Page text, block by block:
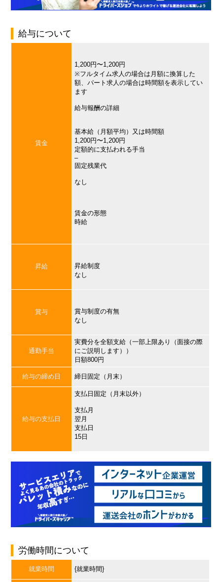
給与について
賃金
1,200円〜1,200円
※フルタイム求人の場合は月額に換算した
額、パート求人の場合は時間額を表示してい
ます
給与報酬の詳細
基本給（月額平均）又は時間額
1,200円〜1,200円
定額的に支払われる手当
–
固定残業代
なし
賃金の形態
時給
昇給
昇給制度
なし
賞与
賞与制度の有無
なし
通勤手当
実費分を全額支給（一部上限あり（面接の際
にご説明します））
日額800円
給与の締め日 締日固定（月末）
給与の支払日
支払日固定（月末以外）
支払月
翌月
支払日
15日
労働時間について
就業時間 {就業時間}